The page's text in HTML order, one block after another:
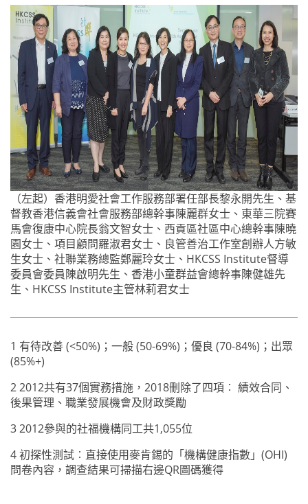
（左起）香港明愛社會工作服務部署任部長黎永開先生、基
督教香港信義會社會服務部總幹事陳麗群女士、東華三院賽
馬會復康中心院長翁文智女士、西貢區社區中心總幹事陳曉
園女士、項目顧問羅淑君女士、良管善治工作室創辦人方敏
生女士、社聯業務總監鄭麗玲女士、HKCSS Institute督導
委員會委員陳啟明先生、香港小童群益會總幹事陳健雄先
生、HKCSS Institute主管林莉君女士
1 有待改善 (<50%)；一般 (50-69%)；優良 (70-84%)；出眾
(85%+)
2 2012共有37個實務措施，2018刪除了四項︰ 績效合同、
後果管理、職業發展機會及財政獎勵
3 2012參與的社福機構同工共1,055位
4 初探性測試︰直接使用麥肯錫的「機構健康指數」(OHI)
問卷內容，調查結果可掃描右邊QR圖碼獲得